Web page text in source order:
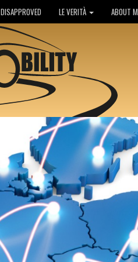
DISAPPROVED LE VERITÀ ABOUT